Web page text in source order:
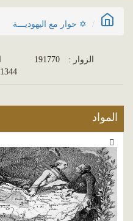
✡ حوار مع اليهوديـــة
الزوار : 191770
1344
المواد